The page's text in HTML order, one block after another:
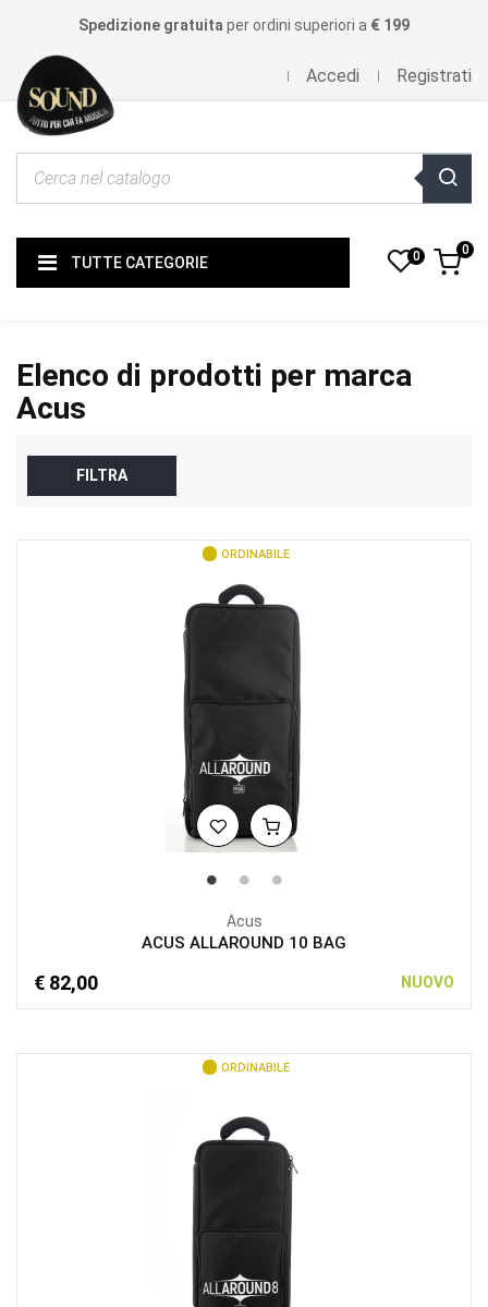
Spedizione gratuita per ordini superiori a € 199
Accedi Registrati
TUTTE CATEGORIE 0 0
Elenco di prodotti per marca
Acus
FILTRA
ORDINABILE
Acus
ACUS ALLAROUND 10 BAG
€ 82,00 NUOVO
ORDINABILE